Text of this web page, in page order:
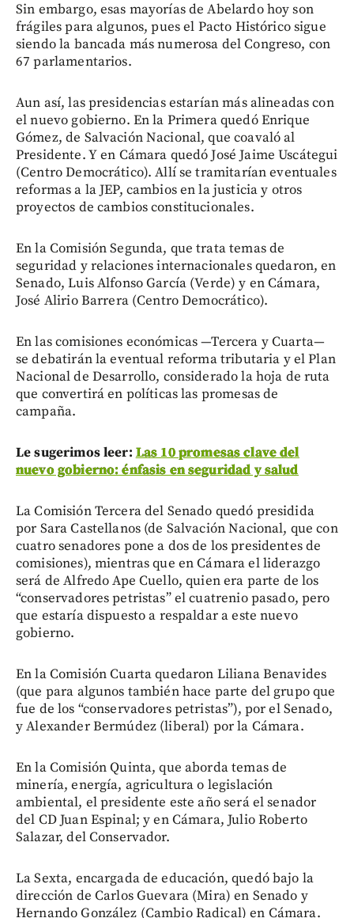
Sin embargo, esas mayorías de Abelardo hoy son
frágiles para algunos, pues el Pacto Histórico sigue
siendo la bancada más numerosa del Congreso, con
67 parlamentarios.
Aun así, las presidencias estarían más alineadas con
el nuevo gobierno. En la Primera quedó Enrique
Gómez, de Salvación Nacional, que coavaló al
Presidente. Y en Cámara quedó José Jaime Uscátegui
(Centro Democrático). Allí se tramitarían eventuales
reformas a la JEP, cambios en la justicia y otros
proyectos de cambios constitucionales.
En la Comisión Segunda, que trata temas de
seguridad y relaciones internacionales quedaron, en
Senado, Luis Alfonso García (Verde) y en Cámara,
José Alirio Barrera (Centro Democrático).
En las comisiones económicas —Tercera y Cuarta—
se debatirán la eventual reforma tributaria y el Plan
Nacional de Desarrollo, considerado la hoja de ruta
que convertirá en políticas las promesas de
campaña.
Le sugerimos leer: Las 10 promesas clave del
nuevo gobierno: énfasis en seguridad y salud
La Comisión Tercera del Senado quedó presidida
por Sara Castellanos (de Salvación Nacional, que con
cuatro senadores pone a dos de los presidentes de
comisiones), mientras que en Cámara el liderazgo
será de Alfredo Ape Cuello, quien era parte de los
“conservadores petristas” el cuatrenio pasado, pero
que estaría dispuesto a respaldar a este nuevo
gobierno.
En la Comisión Cuarta quedaron Liliana Benavides
(que para algunos también hace parte del grupo que
fue de los “conservadores petristas”), por el Senado,
y Alexander Bermúdez (liberal) por la Cámara.
En la Comisión Quinta, que aborda temas de
minería, energía, agricultura o legislación
ambiental, el presidente este año será el senador
del CD Juan Espinal; y en Cámara, Julio Roberto
Salazar, del Conservador.
La Sexta, encargada de educación, quedó bajo la
dirección de Carlos Guevara (Mira) en Senado y
Hernando González (Cambio Radical) en Cámara.